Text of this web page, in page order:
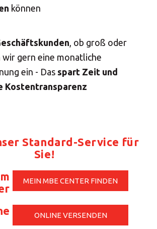
können
, ob groß oder
wir gern eine monatliche
ein - Das spart Zeit und
Kostentransparenz
Standard-Service für
Sie!
MEIN MBE CENTER FINDEN
ONLINE VERSENDEN
IN DEUTSCHLAND
Sie ein MBE Centerin Ihrer
Region.